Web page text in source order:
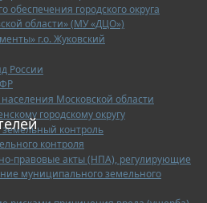
обеспечения городского округа
области» (МУ «ДЦО»)
г.о. Жуковский
России
Московской области
городскому округу
контроль
контроля
правовые акты (НПА), регулирующие
муниципального земельного